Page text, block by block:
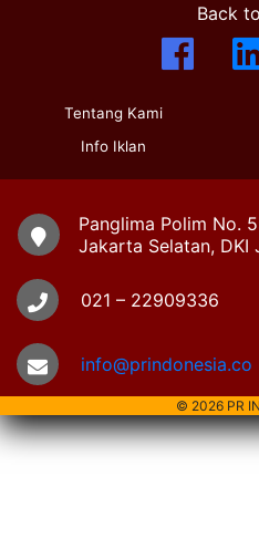
Back
Tentang Kami
Info Iklan
Panglima Polim No.
Jakarta Selatan, DKI
021 – 22909336
info@prindonesia.co
© 2026 PR